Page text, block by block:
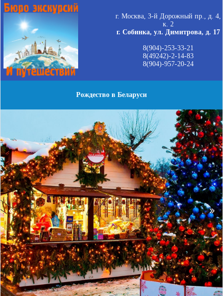
г. Москва, 3-й Дорожный пр., д. 4,
к. 2
г. Собинка, ул. Димитрова, д. 17
8(904)-253-33-21
8(49242)-2-14-83
8(904)-957-20-24
Рождество в Беларуси